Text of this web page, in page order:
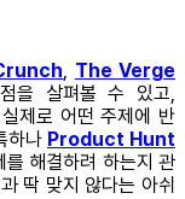
, The Verge
을 살펴볼 수 있고,
제로 어떤 주제에 반
하나 Product Hunt
해결하려 하는지 관
딱 맞지 않다는 아쉬